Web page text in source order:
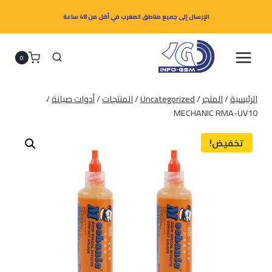
المحتوى
الإرسال إلى جميع مناطق المغرب في أقل من 48 ساعة
0
الرئيسية/المتجر/
Uncategorized
/المنتجات/أدوات صيانة/
MECHANIC RMA-UV10
تخفيض!